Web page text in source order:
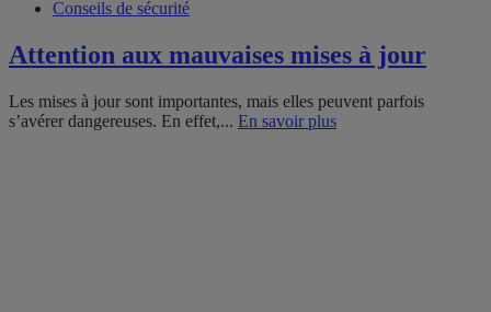
Conseils de sécurité
Attention aux mauvaises mises à jour
Les mises à jour sont importantes, mais elles peuvent parfois
s’avérer dangereuses. En effet,... En savoir plus